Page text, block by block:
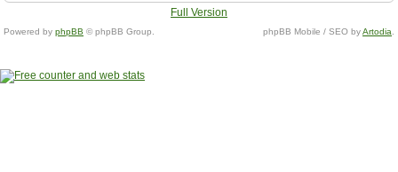
Full Version
Powered by phpBB © phpBB Group. phpBB Mobile / SEO byArtodia